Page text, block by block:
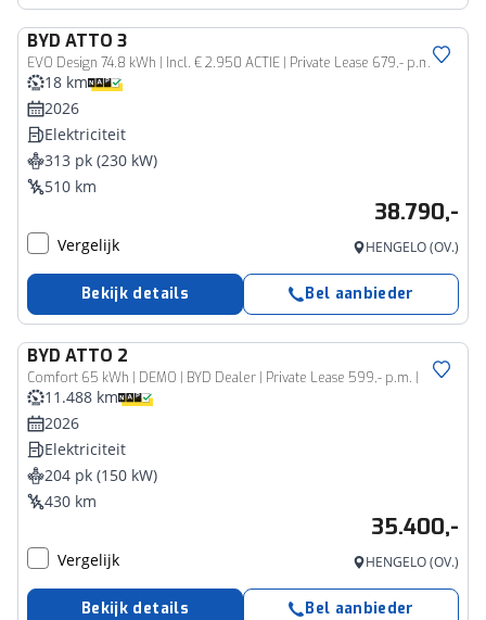
BYD ATTO 3
EVO Design 74.8 kWh | Incl. € 2.950 ACTIE | Private Lease 679,- p.m
18 km
2026
Elektriciteit
313 pk (230 kW)
510 km
38.790,-
Vergelijk HENGELO (OV.)
Bekijk details Bel aanbieder
BYD ATTO 2
Comfort 65 kWh | DEMO | BYD Dealer | Private Lease 599,- p.m. |
11.488 km
2026
Elektriciteit
204 pk (150 kW)
430 km
35.400,-
Vergelijk HENGELO (OV.)
Bekijk details Bel aanbieder